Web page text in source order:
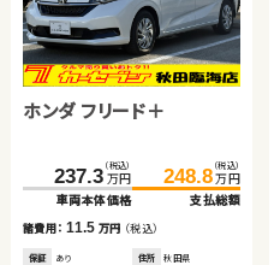
ホンダ フリード＋
237.3 （税込）
万円
車両本体価格
248.8 （税込）
万円
支払総額
諸費用：11.5 万円 （税込）
保証 あり 住所 秋田県
ホンダ フィット ハイブリ
ッド
93.8万円
車両本体価格
スバル フォレスター
324.9 （税込）
万円
車両本体価格
329.9 （税込）
万円
支払総額
諸費用：5.0万円（税込）
保証 あり 住所 徳島県